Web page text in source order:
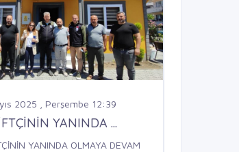
2025 , Perşembe 12:39
YANINDA ...
YANINDA OLMAYA DEVAM